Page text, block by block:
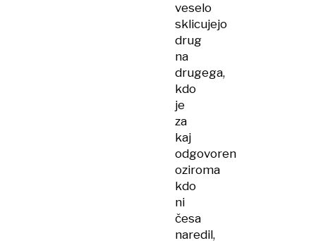
veselo
sklicujejo
drug
na
drugega,
kdo
je
za
kaj
odgovoren
oziroma
kdo
ni
česa
naredil,